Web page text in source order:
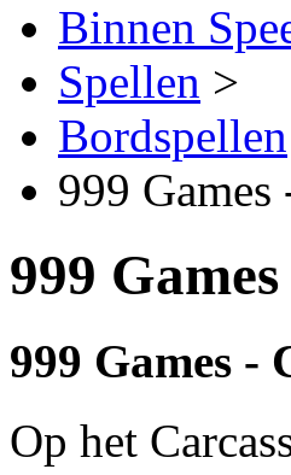
Binnen
Spellen >
Bordspellen
999 Games
999
999 Games -
Op het